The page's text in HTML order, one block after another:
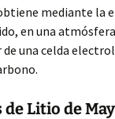
mediante la
en una
una celda
de Litio de